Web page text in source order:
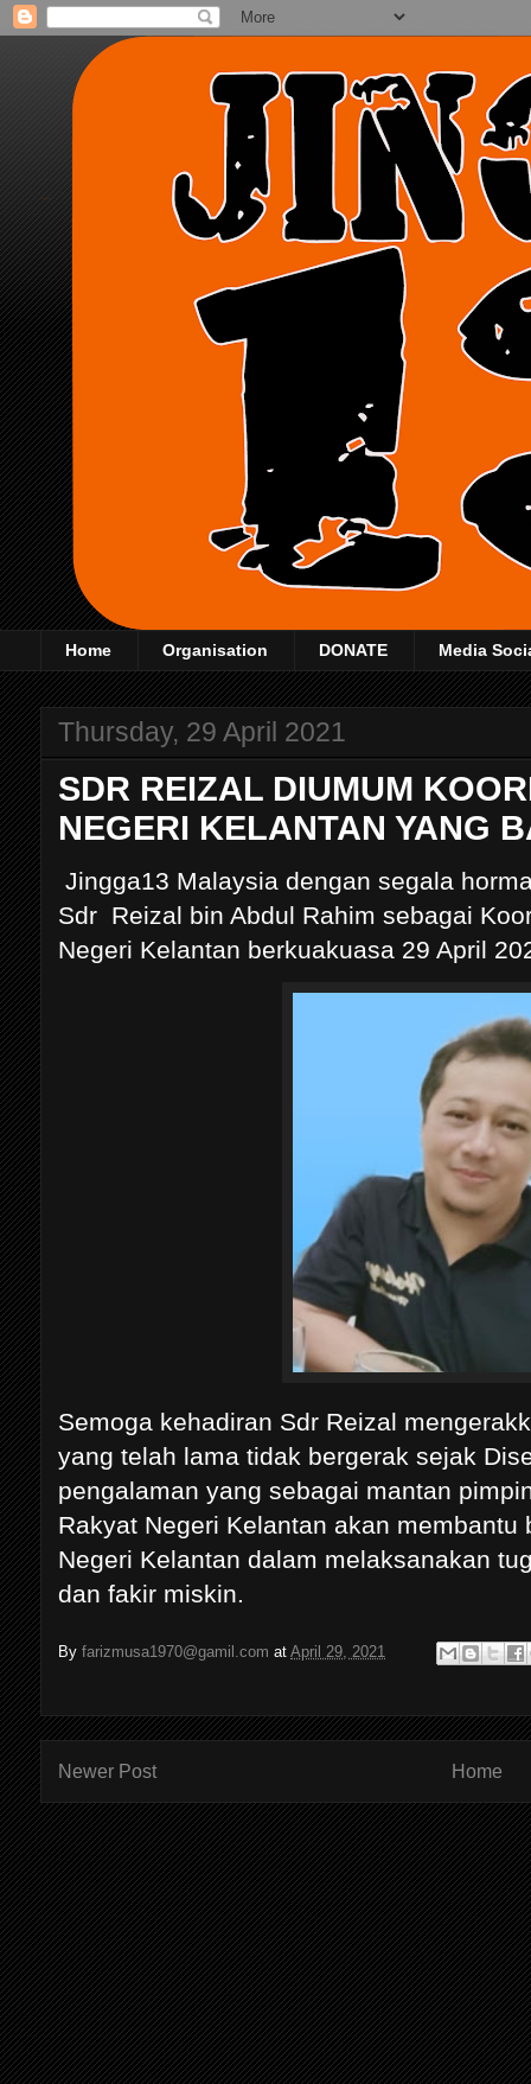
Home Organisation DONATE Media
Thursday, 29 April 2021
SDR REIZAL DIUMUM
NEGERI KELANTAN YANG
Jingga13 Malaysia dengan segala
Sdr Reizal bin Abdul Rahim sebagai
Negeri Kelantan berkuakuasa 29 April
Semoga kehadiran Sdr Reizal
yang telah lama tidak bergerak sejak
pengalaman yang sebagai mantan
Rakyat Negeri Kelantan akan
Negeri Kelantan dalam melaksanakan
dan fakir miskin.
Byfarizmusa1970@gamil.com atApril 29, 2021
Newer Post Home